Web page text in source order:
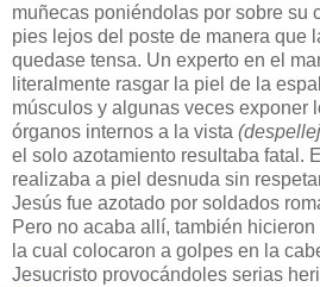
muñecas poniéndolas por sobre su
pies lejos del poste de manera que
quedase tensa. Un experto en el
literalmente rasgar la piel de la
músculos y algunas veces exponer
órganos internos a la vista
el solo azotamiento resultaba fatal.
realizaba a piel desnuda sin
Jesús fue azotado por soldados
Pero no acaba allí, también
la cual colocaron a golpes en la
Jesucristo provocándoles serias